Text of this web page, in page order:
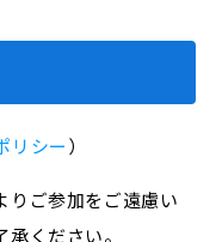
リシー）
ご参加をご遠慮い
ください。